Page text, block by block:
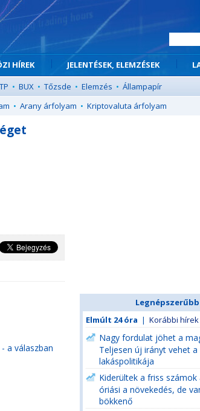
HÍREK JELENTÉSEK, ELEMZÉSEK
• BUX • Tőzsde • Elemzés • Állampapír
• Arany árfolyam • Kriptovaluta árfolyam
a válaszban
Elmúlt 24 óra | Korábbi hírek
Nagy fordulat jöhet a
Teljesen új irányt vehet
lakáspolitikája
Kiderültek a friss
óriási a növekedés, de
bökkenő